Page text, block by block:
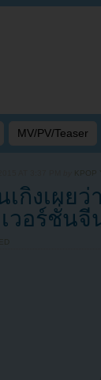
MV/PV/Teaser
KPOP
กิงเผยว่
วอร์ชั่น